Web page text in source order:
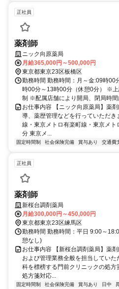
正社員
薬剤師
ニック向原薬局
月給365,000円～500,000円
東京都東京23区板橋区
勤務時間 勤務時間：月～金:09時00
時00分～13時00分（休憩0分） ※
制 ※配属店舗により開局、閉局時間
お仕事内容 【ニック向原薬局】薬
導、薬歴管理などを行っていただ
線・東京メトロ有楽町線・東京メ
分 東京メ...
固定時間制 社会保険完備 賞与あり 交通費
正社員
薬剤師
新桜台調剤薬局
月給300,000円～450,000円
東京都東京23区練馬区
勤務時間 勤務時間：平日 9:00～
憩なし)
お仕事内容 【新桜台調剤薬局】薬
および管理業務全般を担当してい
科を標榜する門前クリニックの処
処方箋対応...
固定時間制 社会保険完備 賞与あり 日中